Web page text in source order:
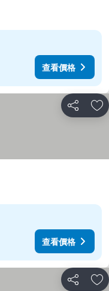
查看價格
分享 放
查看價格
分享 放